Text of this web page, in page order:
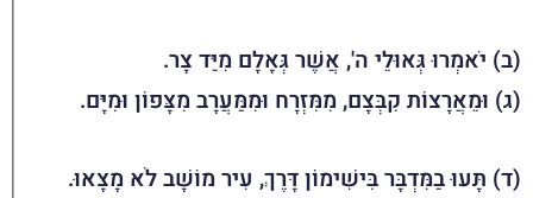
(ב) יֹאמְרוּ גְּאוּלֵי ה', אֲשֶׁר גְּאָלָם מִיַּד צָר.
(ג) וּמֵאֲרָצוֹת קִבְּצָם, מִמִּזְרָח וּמִמַּעֲרָב מִצָּפוֹן וּמִיָּם.
(ד) תָּעוּ בַמִּדְבָּר בִּישִׁימוֹן דָּרֶךְ, עִיר מוֹשָׁב לֹא מָצָאוּ.